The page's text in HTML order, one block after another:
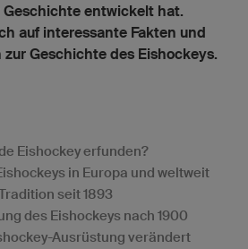
entwickelt hat.
auf interessante Fakten und
Geschichte des Eishockeys.
Eishockey erfunden?
in Europa und weltweit
seit 1893
des Eishockeys nach 1900
Ausrüstung verändert